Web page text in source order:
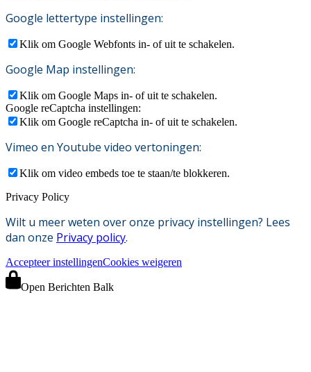
Google lettertype instellingen:
Klik om Google Webfonts in- of uit te schakelen.
Google Map instellingen:
Klik om Google Maps in- of uit te schakelen.
Google reCaptcha instellingen:
Klik om Google reCaptcha in- of uit te schakelen.
Vimeo en Youtube video vertoningen:
Klik om video embeds toe te staan/te blokkeren.
Privacy Policy
Wilt u meer weten over onze privacy instellingen? Lees
dan onze Privacy policy.
Accepteer instellingenCookies weigeren
Open Berichten Balk